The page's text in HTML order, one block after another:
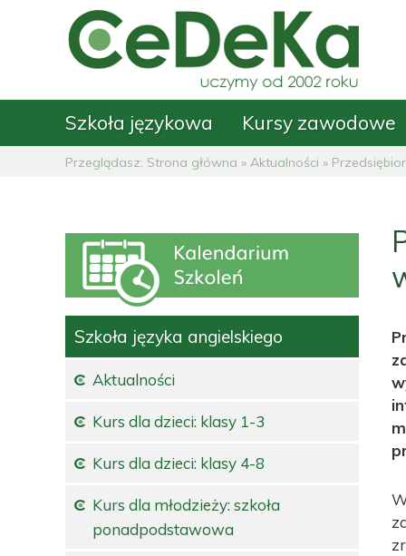
Szkoła językowa Kursy zawodowe
Przeglądasz: Strona główna » Aktualności »
Szkoła języka angielskiego
Aktualności
Kurs dla dzieci: klasy 1-3
Kurs dla dzieci: klasy 4-8
Kurs dla młodzieży: szkoła
ponadpodstawowa